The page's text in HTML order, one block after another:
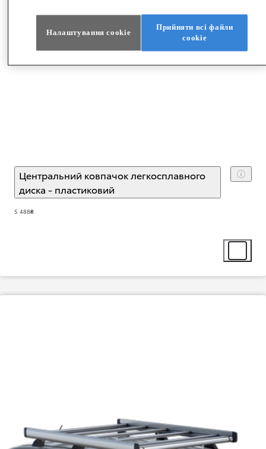
Центральний ковпачок легкосплавного
диска - пластиковий
5 488₴
Налаштування cookie
Прийняти всі файли
сookie